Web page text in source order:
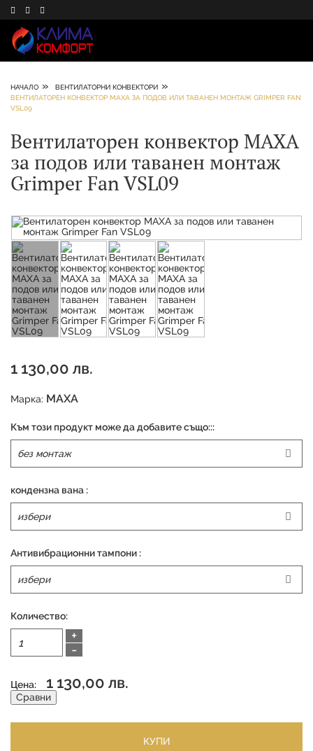
НАЧАЛО » ВЕНТИЛАТОРНИ КОНВЕКТОРИ »
ВЕНТИЛАТОРЕН КОНВЕКТОР MAXA ЗА ПОДОВ ИЛИ ТАВАНЕН МОНТАЖ GRIMPER FAN
VSL09
Вентилаторен конвектор MAXA
за подов или таванен монтаж
Grimper Fan VSL09
1 130,00 лв.
Марка: MAXA
Към този продукт може да добавите също:::
кондензна вана :
Антивибрационни тампони :
Количество:
+
-
Цена: 1 130,00 лв.
Сравни
КУПИ